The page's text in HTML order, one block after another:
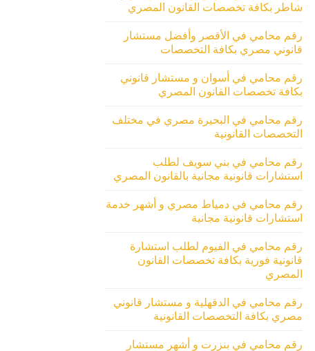
شاطر بكافة تخصصات القانون المصري
رقم محامي في الأقصر وأفضل مستشار
قانوني مصري بكافة التخصصات
رقم محامي في أسوان و مستشار قانوني
بكافة تخصصات القانون المصري
رقم محامي في البحيرة مصري في مختلف
التخصصات القانونية
رقم محامي في بني سويف لطلب
استشارات قانونية مجانية بالقانون المصري
رقم محامي في دمياط مصري و أشهر خدمة
استشارات قانونية مجانية
رقم محامي في الفيوم لطلب استشارة
قانونية فورية بكافة تخصصات القانون
المصري
رقم محامي في الدقهلية و مستشار قانوني
مصري بكافة التخصصات القانونية
رقم محامي في بنزرت و أشهر مستشار